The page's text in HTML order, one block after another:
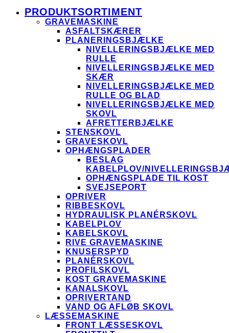
PRODUKTSORTIMENT
GRAVEMASKINE
ASFALTSKÆRER
PLANERINGSBJÆLKE
NIVELLERINGSBJÆLKE MED
RULLE
NIVELLERINGSBJÆLKE MED
SKÆR
NIVELLERINGSBJÆLKE MED
RULLE OG BLAD
NIVELLERINGSBJÆLKE MED
SKOVL
AFRETTERBJÆLKE
STENSKOVL
GRAVESKOVL
OPHÆNGSPLADER
BESLAG
KABELPLOV/
OPHÆNGSPLADE TIL KOST
SVEJSEPORT
OPRIVER
RIBBESKOVL
HYDRAULISK PLANÉRSKOVL
KABELPLOV
KABELSKOVL
RIVE GRAVEMASKINE
KNUSERSPYD
PLANÉRSKOVL
PROFILSKOVL
KOST GRAVEMASKINE
KANALSKOVL
OPRIVERTAND
VAND OG AFLØB SKOVL
LÆSSEMASKINE
FRONT LÆSSESKOVL